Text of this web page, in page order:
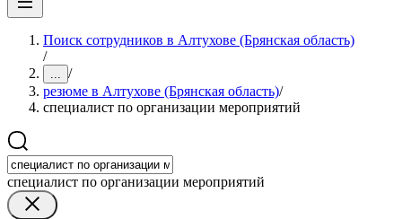
Поиск сотрудников в Алтухове (Брянская область)
/
... /
резюме в Алтухове (Брянская область)/
специалист по организации мероприятий
специалист по организации мероприятий